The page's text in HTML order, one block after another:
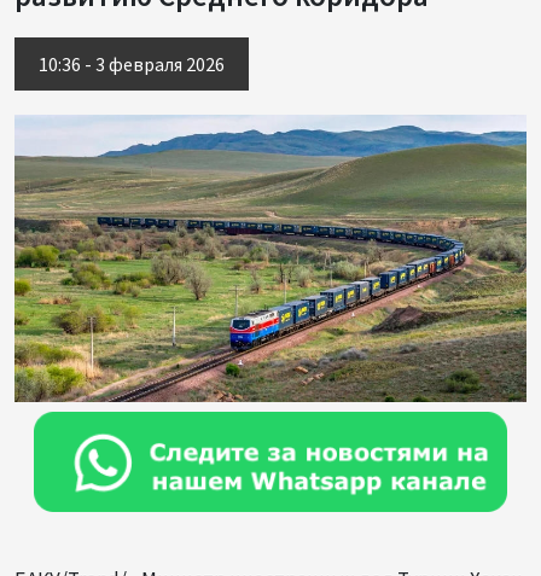
10:36 - 3 февраля 2026